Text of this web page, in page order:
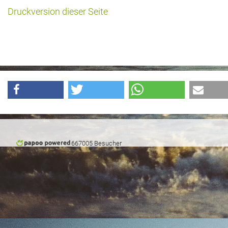
Images : ep Bildergalerien
Peter's "on-the-road" Tipps
Sprüche
Ganz speziell
Druckversion dieser Seite
667005 Besucher